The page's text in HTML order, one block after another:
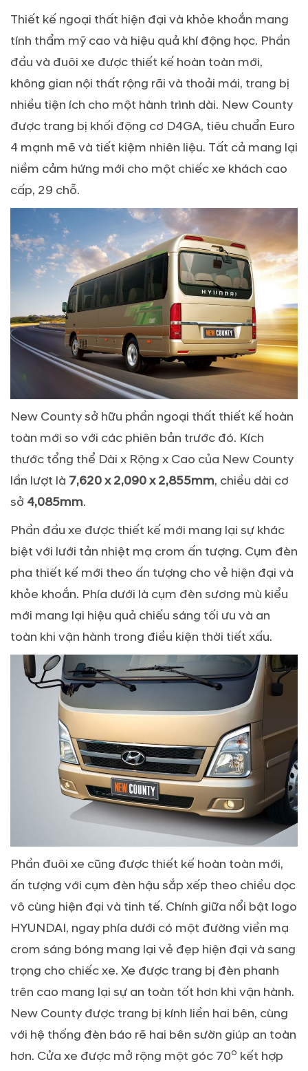
Thiết kế ngoại thất hiện đại và khỏe khoắn mang
tính thẩm mỹ cao và hiệu quả khí động học. Phần
đầu và đuôi xe được thiết kế hoàn toàn mới,
không gian nội thất rộng rãi và thoải mái, trang bị
nhiều tiện ích cho một hành trình dài. New County
được trang bị khối động cơ D4GA, tiêu chuẩn Euro
4 mạnh mẽ và tiết kiệm nhiên liệu. Tất cả mang lại
niềm cảm hứng mới cho một chiếc xe khách cao
cấp, 29 chỗ.
New County sở hữu phần ngoại thất thiết kế hoàn
toàn mới so với các phiên bản trước đó. Kích
thước tổng thể Dài x Rộng x Cao của New County
lần lượt là 7,620 x 2,090 x 2,855mm, chiều dài cơ
sở 4,085mm.
Phần đầu xe được thiết kế mới mang lại sự khác
biệt với lưới tản nhiệt mạ crom ấn tượng. Cụm đèn
pha thiết kế mới theo ấn tượng cho vẻ hiện đại và
khỏe khoắn. Phía dưới là cụm đèn sương mù kiểu
mới mang lại hiệu quả chiếu sáng tối ưu và an
toàn khi vận hành trong điều kiện thời tiết xấu.
Phần đuôi xe cũng được thiết kế hoàn toàn mới,
ấn tượng với cụm đèn hậu sắp xếp theo chiều dọc
vô cùng hiện đại và tinh tế. Chính giữa nổi bật logo
HYUNDAI, ngay phía dưới có một đường viền mạ
crom sáng bóng mang lại vẻ đẹp hiện đại và sang
trọng cho chiếc xe. Xe được trang bị đèn phanh
trên cao mang lại sự an toàn tốt hơn khi vận hành.
New County được trang bị kính liền hai bên, cùng
với hệ thống đèn báo rẽ hai bên sườn giúp an toàn
hơn. Cửa xe được mở rộng một góc 70o kết hợp